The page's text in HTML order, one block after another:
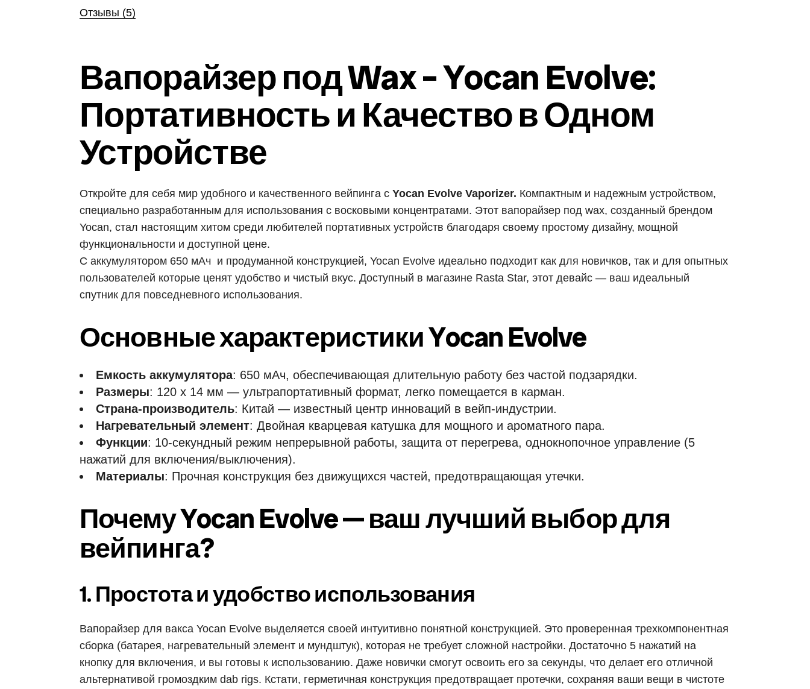
Отзывы (5)
Вапорайзер под Wax – Yocan Evolve:
Портативность и Качество в Одном
Устройстве
Откройте для себя мир удобного и качественного вейпинга с Yocan Evolve Vaporizer. Компактным и надежным устройством,
специально разработанным для использования с восковыми концентратами. Этот вапорайзер под wax, созданный брендом
Yocan, стал настоящим хитом среди любителей портативных устройств благодаря своему простому дизайну, мощной
функциональности и доступной цене.
С аккумулятором 650 мАч и продуманной конструкцией, Yocan Evolve идеально подходит как для новичков, так и для опытных
пользователей которые ценят удобство и чистый вкус. Доступный в магазине Rasta Star, этот девайс — ваш идеальный
спутник для повседневного использования.
Основные характеристики Yocan Evolve
Емкость аккумулятора: 650 мАч, обеспечивающая длительную работу без частой подзарядки.
Размеры: 120 x 14 мм — ультрапортативный формат, легко помещается в карман.
Страна-производитель: Китай — известный центр инноваций в вейп-индустрии.
Нагревательный элемент: Двойная кварцевая катушка для мощного и ароматного пара.
Функции: 10-секундный режим непрерывной работы, защита от перегрева, однокнопочное управление (5
нажатий для включения/выключения).
Материалы: Прочная конструкция без движущихся частей, предотвращающая утечки.
Почему Yocan Evolve — ваш лучший выбор для
вейпинга?
1. Простота и удобство использования
Вапорайзер для вакса Yocan Evolve выделяется своей интуитивно понятной конструкцией. Это проверенная трехкомпонентная
сборка (батарея, нагревательный элемент и мундштук), которая не требует сложной настройки. Достаточно 5 нажатий на
кнопку для включения, и вы готовы к использованию. Даже новички смогут освоить его за секунды, что делает его отличной
альтернативой громоздким dab rigs. Кстати, герметичная конструкция предотвращает протечки, сохраняя ваши вещи в чистоте